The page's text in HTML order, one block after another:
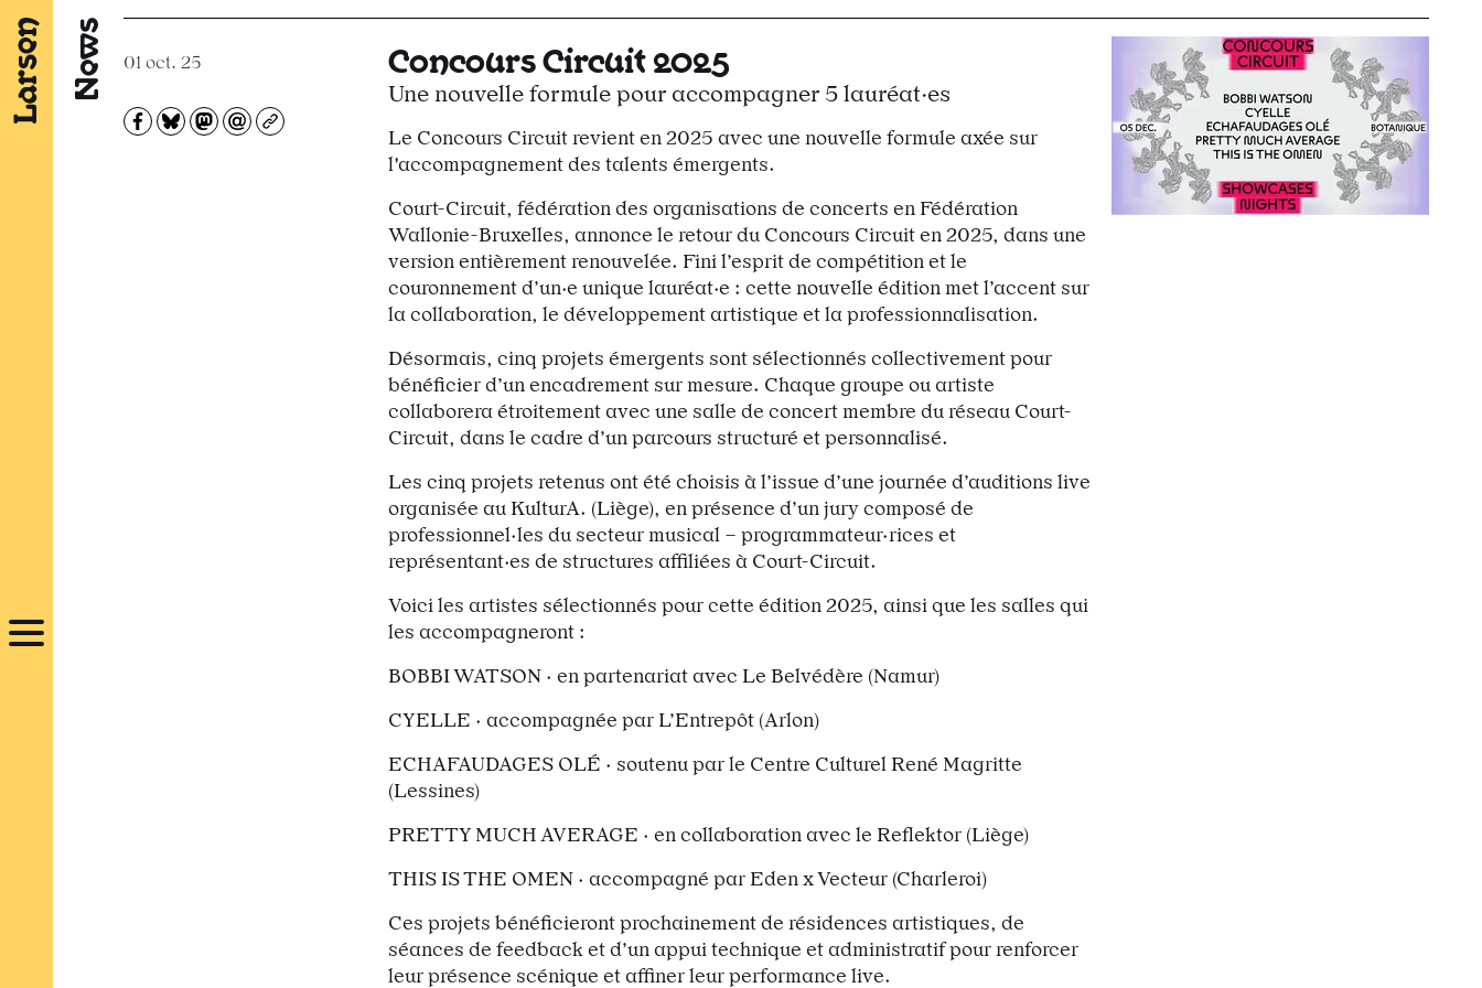
News 01 oct. 25
Partagez sur Facebook
Partager sur Bluesky
Partager sur Mastodon
Partagez par e-mail
Copiez l’url
Concours Circuit 2025
Une nouvelle formule pour accompagner 5 lauréat·es
Le Concours Circuit revient en 2025 avec une nouvelle formule axée sur
l'accompagnement des talents émergents.
Court-Circuit, fédération des organisations de concerts en Fédération
Wallonie-Bruxelles, annonce le retour du Concours Circuit en 2025, dans une
version entièrement renouvelée. Fini l’esprit de compétition et le
couronnement d’un·e unique lauréat·e : cette nouvelle édition met l’accent sur
la collaboration, le développement artistique et la professionnalisation.
Désormais, cinq projets émergents sont sélectionnés collectivement pour
bénéficier d’un encadrement sur mesure. Chaque groupe ou artiste
collaborera étroitement avec une salle de concert membre du réseau Court-
Circuit, dans le cadre d’un parcours structuré et personnalisé.
Les cinq projets retenus ont été choisis à l’issue d’une journée d’auditions live
organisée au KulturA. (Liège), en présence d’un jury composé de
professionnel·les du secteur musical – programmateur·rices et
représentant·es de structures affiliées à Court-Circuit.
Voici les artistes sélectionnés pour cette édition 2025, ainsi que les salles qui
les accompagneront :
BOBBI WATSON · en partenariat avec Le Belvédère (Namur)
CYELLE · accompagnée par L’Entrepôt (Arlon)
ECHAFAUDAGES OLÉ · soutenu par le Centre Culturel René Magritte
(Lessines)
PRETTY MUCH AVERAGE · en collaboration avec le Reflektor (Liège)
THIS IS THE OMEN · accompagné par Eden x Vecteur (Charleroi)
Ces projets bénéficieront prochainement de résidences artistiques, de
séances de feedback et d’un appui technique et administratif pour renforcer
leur présence scénique et affiner leur performance live.